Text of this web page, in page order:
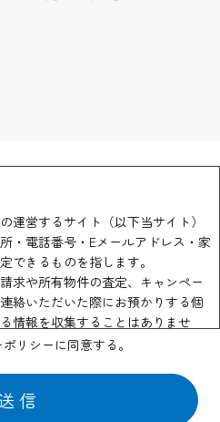
運営するサイト（以下当サイト）
・電話番号・Eメールアドレス・家
できるものを指します。
求や所有物件の査定、キャンペー
絡いただいた際にお預かりする個
情報を収集することはありませ
り物件資料の送付、会員情報誌や
リシーに同意する。